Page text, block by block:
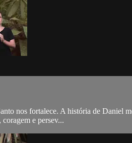
nos fortalece. A história de Daniel
e persev...